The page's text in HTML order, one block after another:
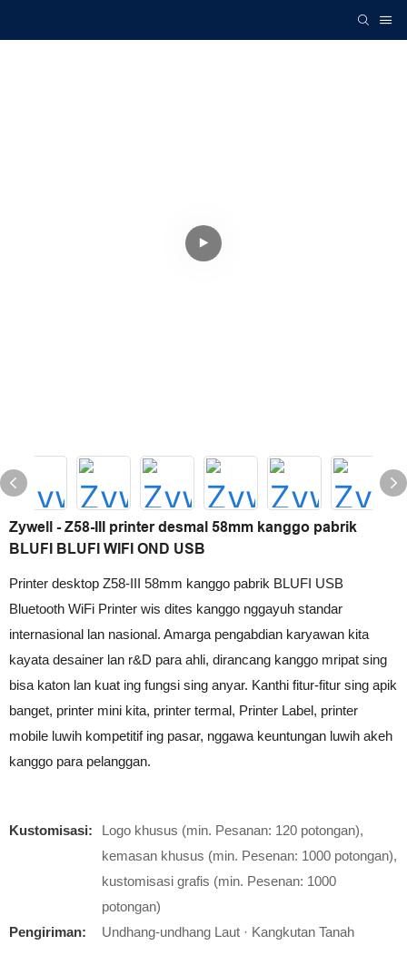
Zywell - Z58-III printer desmal 58mm kanggo pabrik
BLUFI BLUFI WIFI OND USB
Printer desktop Z58-III 58mm kanggo pabrik BLUFI USB
Bluetooth WiFi Printer wis dites kanggo nggayuh standar
internasional lan nasional. Amarga pengabdian karyawan kita
kayata desainer lan r&D para ahli, dirancang kanggo mripat sing
bisa katon lan kuat ing fungsi sing anyar. Kanthi fitur-fitur sing apik
banget, printer mini kita, printer termal, Printer Label, printer
mobile luwih kompetitif ing pasar, nggawa keuntungan luwih akeh
kanggo para pelanggan.
Kustomisasi:
Logo khusus (min. Pesanan: 120 potongan),
kemasan khusus (min. Pesenan: 1000 potongan),
kustomisasi grafis (min. Pesenan: 1000
potongan)
Pengiriman:
Undhang-undhang Laut · Kangkutan Tanah